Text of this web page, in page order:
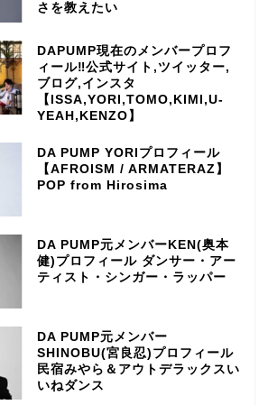
さを教えたい
DAPUMP現在のメンバープロフ
ィール‼公式サイト,ツイッター,
ブログ,インスタ
【ISSA,YORI,TOMO,KIMI,U-
YEAH,KENZO】
DA PUMP YORIプロフィール
【AFROISM / ARMATERAZ】
POP from Hirosima
DA PUMP元メンバーKEN(奥本
健)プロフィール ダンサー・アー
ティスト・シンガー・ラッパー
DA PUMP元メンバー
SHINOBU(宮良忍)プロフィール
民宿みやら＆アウトデラックスい
いねダンス